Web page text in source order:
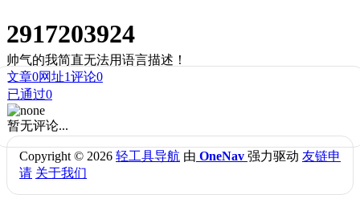
2917203924
帅气的我简直无法用语言描述！
文章0网址1评论0
已通过0
暂无评论...
Copyright © 2026 轻工具导航 由 OneNav 强力驱动 友链申
请 关于我们